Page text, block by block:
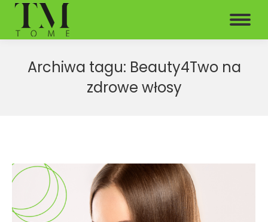
Archiwa tagu: Beauty4Two na
zdrowe włosy